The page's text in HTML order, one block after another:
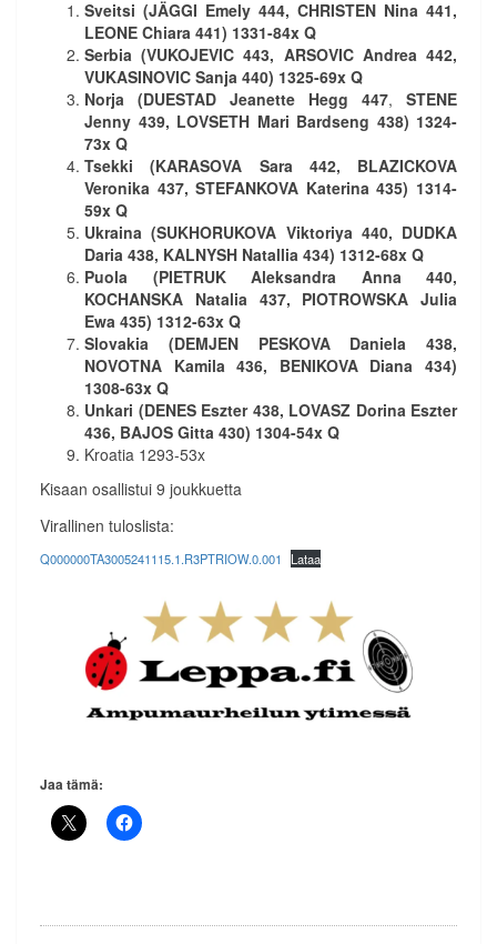
Sveitsi (JÄGGI Emely 444, CHRISTEN Nina 441,
LEONE Chiara 441) 1331-84x Q
Serbia (VUKOJEVIC 443, ARSOVIC Andrea 442,
VUKASINOVIC Sanja 440) 1325-69x Q
Norja (DUESTAD Jeanette Hegg 447, STENE
Jenny 439, LOVSETH Mari Bardseng 438) 1324-
73x Q
Tsekki (KARASOVA Sara 442, BLAZICKOVA
Veronika 437, STEFANKOVA Katerina 435) 1314-
59x Q
Ukraina (SUKHORUKOVA Viktoriya 440, DUDKA
Daria 438, KALNYSH Natallia 434) 1312-68x Q
Puola (PIETRUK Aleksandra Anna 440,
KOCHANSKA Natalia 437, PIOTROWSKA Julia
Ewa 435) 1312-63x Q
Slovakia (DEMJEN PESKOVA Daniela 438,
NOVOTNA Kamila 436, BENIKOVA Diana 434)
1308-63x Q
Unkari (DENES Eszter 438, LOVASZ Dorina Eszter
436, BAJOS Gitta 430) 1304-54x Q
Kroatia 1293-53x
Kisaan osallistui 9 joukkuetta
Virallinen tuloslista:
Q000000TA3005241115.1.R3PTRIOW.0.001 Lataa
Jaa tämä: